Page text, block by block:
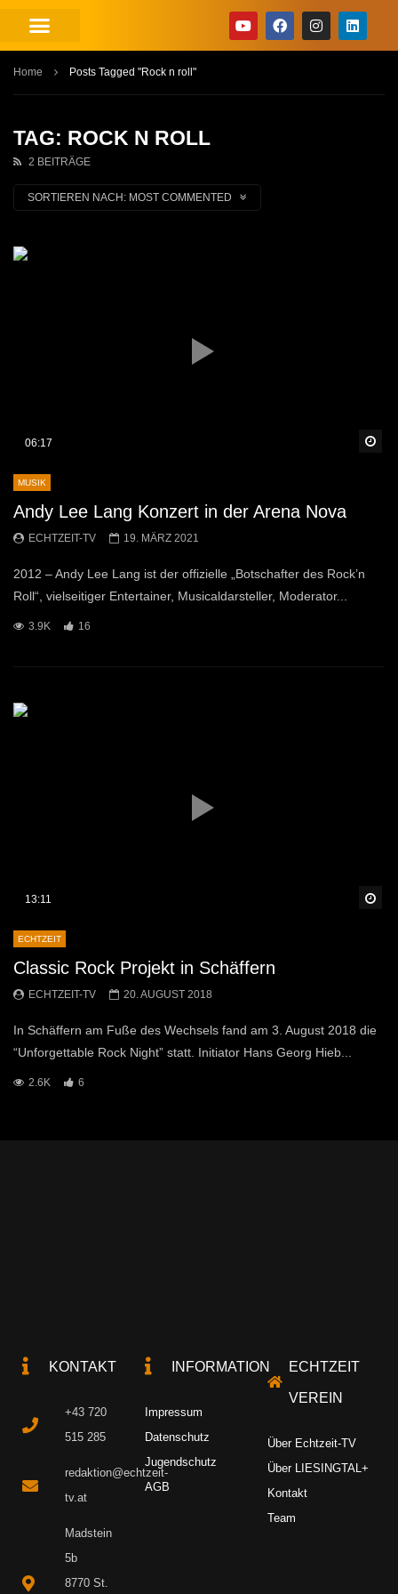
Home Posts Tagged "Rock n roll"
TAG: ROCK N ROLL
2 BEITRÄGE
SORTIEREN NACH: MOST COMMENTED
06:17
MUSIK
Andy Lee Lang Konzert in der Arena Nova
ECHTZEIT-TV 19. MÄRZ 2021
2012 – Andy Lee Lang ist der offizielle „Botschafter des Rock’n
Roll“, vielseitiger Entertainer, Musicaldarsteller, Moderator...
3.9K 16
13:11
ECHTZEIT
Classic Rock Projekt in Schäffern
ECHTZEIT-TV 20. AUGUST 2018
In Schäffern am Fuße des Wechsels fand am 3. August 2018 die
“Unforgettable Rock Night” statt. Initiator Hans Georg Hieb...
2.6K 6
KONTAKT
+43 720
515 285
redaktion@echtzeit-
tv.at
Madstein
5b
8770 St.
INFORMATION
Impressum
Datenschutz
Jugendschutz
AGB
ECHTZEIT
VEREIN
Über Echtzeit-TV
Über LIESINGTAL+
Kontakt
Team